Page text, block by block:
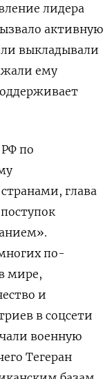
лидера
активную
выкладывали
ему
по
глава
по-
мире,
и
в соцсети
военную
Тегеран